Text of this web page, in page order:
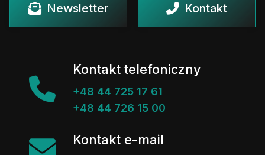
Newsletter Kontakt
Kontakt telefoniczny
+48 44 725 17 61
+48 44 726 15 00
Kontakt e-mail